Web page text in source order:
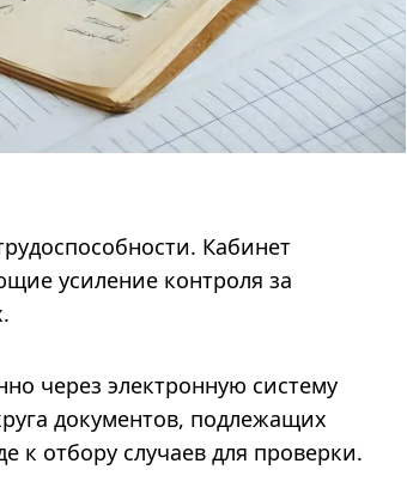
Кабинет
усиление контроля за
через электронную систему
документов, подлежащих
к отбору случаев для проверки.